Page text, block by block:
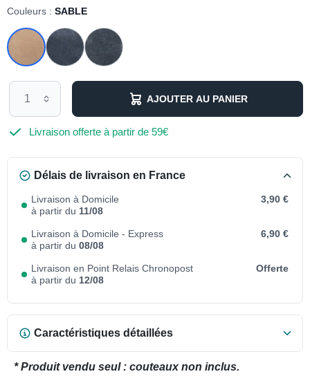
Couleurs : SABLE
AJOUTER AU PANIER
Livraison offerte à partir de 59€
Délais de livraison en France
Livraison à Domicile
à partir du 11/08
3,90 €
Livraison à Domicile - Express
à partir du 08/08
6,90 €
Livraison en Point Relais Chronopost
à partir du 12/08
Offerte
Caractéristiques détaillées
* Produit vendu seul : couteaux non inclus.